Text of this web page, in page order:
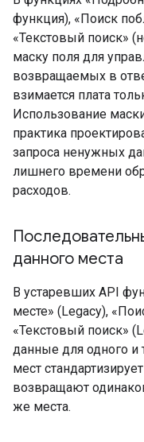
функция), «Поиск
«Текстовый поиск»
маску поля для
возвращаемых в
взимается плата
Использование
практика
запроса ненужных
лишнего времени
расходов.
данного места
В устаревших API
месте» (Legacy),
«Текстовый поиск»
данные для одного
мест
возвращают
же места.